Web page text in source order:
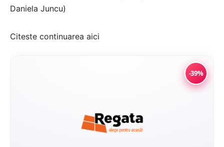
Daniela Juncu)
Citeste continuarea aici
-39%